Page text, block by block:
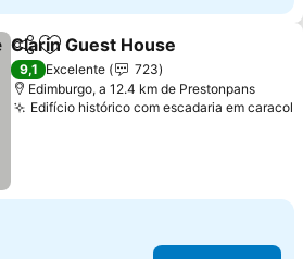
PartilharAdicionar aos favoritos
Clarin Guest House
9,1 Excelente
723
Edimburgo, a 12.4 km de Prestonpans
Edifício histórico com escadaria em caracol